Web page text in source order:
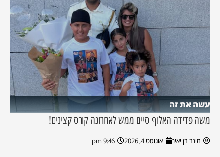
עשה את זה
משה פדידה האלוף סיים ממש לאחרונה קורס קצינים!
מירב בן יאיר אוגוסט 4, 2026 9:46 pm